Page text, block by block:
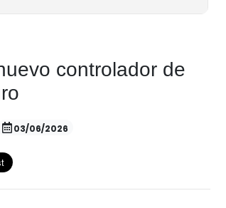
controlador de
03/06/2026